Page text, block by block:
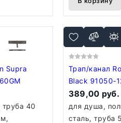
Supra
40
Трап/канал
Black 91050-
389,00 руб.
для душа,
сталь, труба